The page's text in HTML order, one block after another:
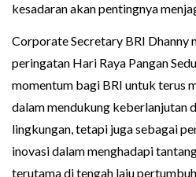
kesadaran akan pentingnya
Corporate Secretary BRI Dhanny
peringatan Hari Raya Pangan
momentum bagi BRI untuk terus
dalam mendukung keberlanjutan
lingkungan, tetapi juga sebagai
inovasi dalam menghadapi
terutama di tengah laju